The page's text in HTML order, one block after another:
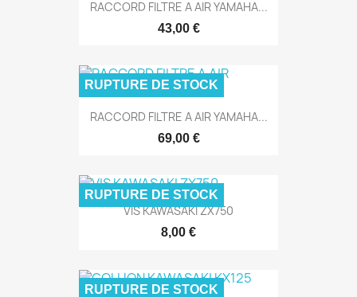
RACCORD FILTRE A AIR YAMAHA...
43,00 €
RACCORD FILTRE A AIR YAMAHA...
69,00 €
RUPTURE DE STOCK
VIS KAWASAKI ZX750
8,00 €
RUPTURE DE STOCK
RUPTURE DE STOCK